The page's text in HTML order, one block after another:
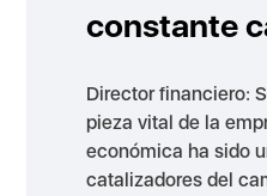
constante
Director financiero:
pieza vital de la
económica ha sido
catalizadores del